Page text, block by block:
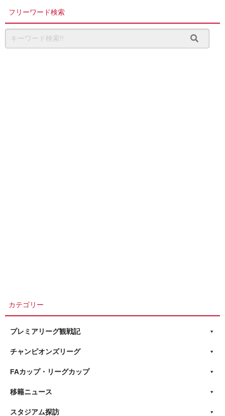
フリーワード検索
カテゴリー
プレミアリーグ観戦記
チャンピオンズリーグ
FAカップ・リーグカップ
移籍ニュース
スタジアム探訪